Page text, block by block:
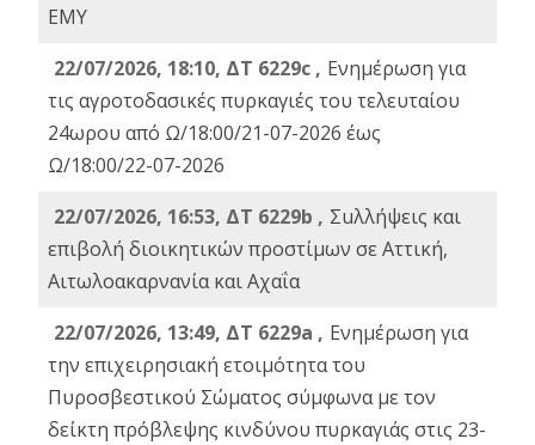
ΕΜΥ
22/07/2026, 18:10, ΔΤ 6229c , Ενημέρωση για
τις αγροτοδασικές πυρκαγιές του τελευταίου
24ωρου από Ω/18:00/21-07-2026 έως
Ω/18:00/22-07-2026
22/07/2026, 16:53, ΔΤ 6229b , Σuλλήψεις και
επιβολή διοικητικών προστίμων σε Αττική,
Αιτωλοακαρνανία και Αχαΐα
22/07/2026, 13:49, ΔΤ 6229a , Ενημέρωση για
την επιχειρησιακή ετοιμότητα του
Πυροσβεστικού Σώματος σύμφωνα με τον
δείκτη πρόβλεψης κινδύνου πυρκαγιάς στις 23-